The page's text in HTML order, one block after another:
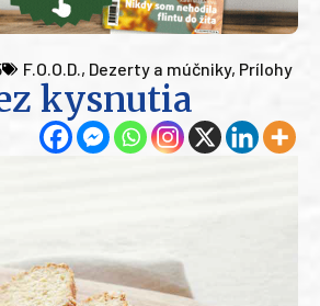
F.O.O.D., Dezerty a múčniky, Prílohy
kysnutia